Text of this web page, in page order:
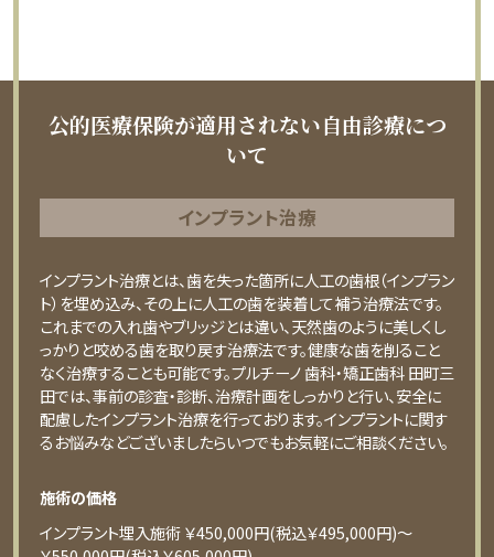
公的医療保険が適用されない自由診療につ
いて
インプラント治療
インプラント治療とは、歯を失った箇所に人工の歯根（インプラン
ト）を埋め込み、その上に人工の歯を装着して補う治療法です。
これまでの入れ歯やブリッジとは違い、天然歯のように美しくし
っかりと咬める歯を取り戻す治療法です。健康な歯を削ること
なく治療することも可能です。プルチーノ 歯科・矯正歯科 田町三
田では、事前の診査・診断、治療計画をしっかりと行い、安全に
配慮したインプラント治療を行っております。インプラントに関す
るお悩みなどございましたらいつでもお気軽にご相談ください。
施術の価格
インプラント埋入施術 ￥450,000円(税込￥495,000円)〜